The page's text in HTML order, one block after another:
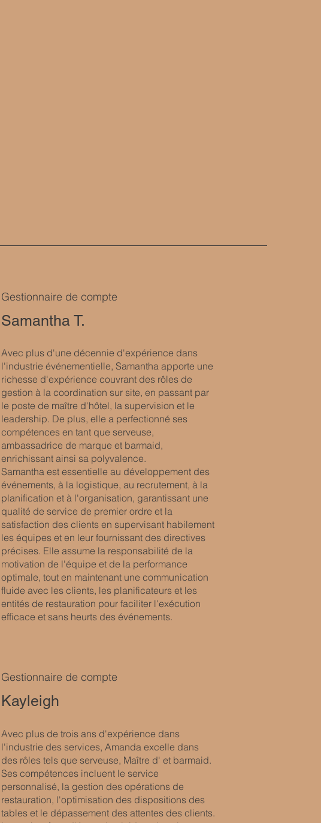
Gestionnaire de compte
Samantha T.
Avec plus d'une décennie d'expérience dans
l'industrie événementielle, Samantha apporte une
richesse d'expérience couvrant des rôles de
gestion à la coordination sur site, en passant par
le poste de maître d'hôtel, la supervision et le
leadership. De plus, elle a perfectionné ses
compétences en tant que serveuse,
ambassadrice de marque et barmaid,
enrichissant ainsi sa polyvalence.
Samantha est essentielle au développement des
événements, à la logistique, au recrutement, à la
planification et à l'organisation, garantissant une
qualité de service de premier ordre et la
satisfaction des clients en supervisant habilement
les équipes et en leur fournissant des directives
précises. Elle assume la responsabilité de la
motivation de l'équipe et de la performance
optimale, tout en maintenant une communication
fluide avec les clients, les planificateurs et les
entités de restauration pour faciliter l'exécution
efficace et sans heurts des événements.
Gestionnaire de compte
Kayleigh
Avec plus de trois ans d'expérience dans
l'industrie des services, Amanda excelle dans
des rôles tels que serveuse, Maître d' et barmaid.
Ses compétences incluent le service
personnalisé, la gestion des opérations de
restauration, l'optimisation des dispositions des
tables et le dépassement des attentes des clients.